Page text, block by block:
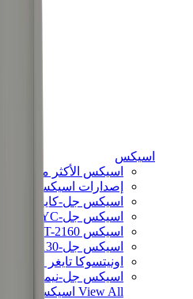
اسيكس
اسيكس الأكثر مبيعاً
إصدارات اسيكس الجديدة
اسيكس جل-كايانو
اسيكس جل-NYC
اسيكس GT-2160
اسيكس جل-1130
اونيتسوكا تايغر مكسيكو 66
اسيكس جل-نيمبوس
View All اسيكس